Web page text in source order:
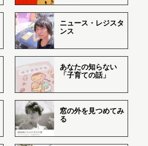
ニュース・レジスタ
ンス
あなたの知らない
「子育ての話」
窓の外を見つめてみ
る